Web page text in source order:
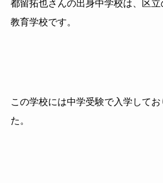
都留拓也さんの出身中学校は、区
教育学校です。
この学校には中学受験で入学して
た。